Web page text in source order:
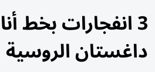
3 انفجارات بخط
داغستان الروسية